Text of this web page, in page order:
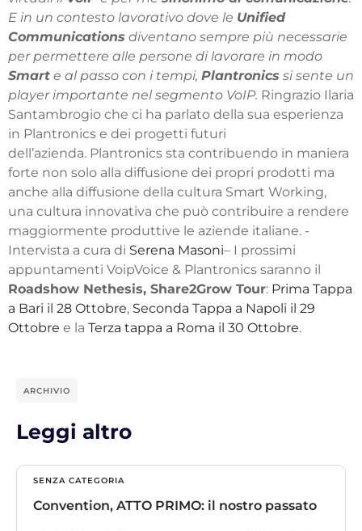
E in un contesto lavorativo dove le Unified
Communications diventano sempre più necessarie
per permettere alle persone di lavorare in modo
Smart e al passo con i tempi, Plantronics si sente un
player importante nel segmento VoIP. Ringrazio Ilaria
Santambrogio che ci ha parlato della sua esperienza
in Plantronics e dei progetti futuri
dell’azienda. Plantronics sta contribuendo in maniera
forte non solo alla diffusione dei propri prodotti ma
anche alla diffusione della cultura Smart Working,
una cultura innovativa che può contribuire a rendere
maggiormente produttive le aziende italiane. -
Intervista a cura di Serena Masoni– I prossimi
appuntamenti VoipVoice & Plantronics saranno il
Roadshow Nethesis, Share2Grow Tour: Prima Tappa
a Bari il 28 Ottobre, Seconda Tappa a Napoli il 29
Ottobre e la Terza tappa a Roma il 30 Ottobre.
ARCHIVIO
Leggi altro
SENZA CATEGORIA
Convention, ATTO PRIMO: il nostro passato